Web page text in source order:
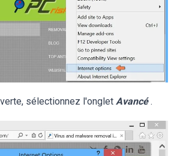
sélectionnez l'onglet Avancé .